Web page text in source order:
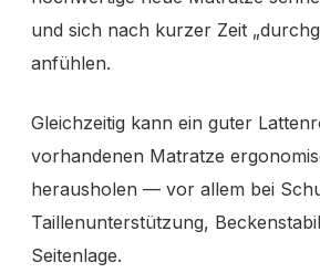
und sich nach kurzer Zeit
anfühlen.
Gleichzeitig kann ein guter
vorhandenen Matratze
herausholen — vor allem bei
Taillenunterstützung,
Seitenlage.